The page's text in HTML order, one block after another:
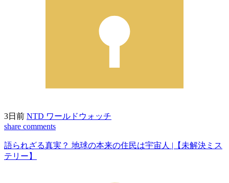
3日前 NTD ワールドウォッチ
share comments
語られざる真実？ 地球の本来の住民は宇宙人 |【未解決ミス
テリー】